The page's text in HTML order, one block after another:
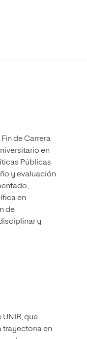
de Carrera
en
Públicas
y evaluación
en
de
y
que
trayectoria en